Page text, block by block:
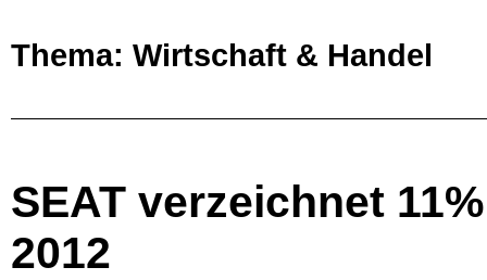
Thema: Wirtschaft & Handel
SEAT verzeichnet
2012